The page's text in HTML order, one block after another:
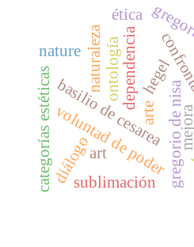
hegel
ontología
basilio de cesareagregorio de nisa
dependencia
voluntad de poder
diálogo
ética
arte
categorías estéticas art
naturaleza
nature
sublimación